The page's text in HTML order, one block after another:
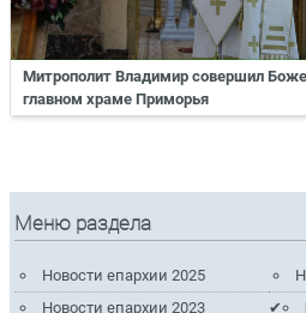
Митрополит Владимир совершил
главном храме Приморья
Меню раздела
Новости епархии 2025
Новости епархии 2023